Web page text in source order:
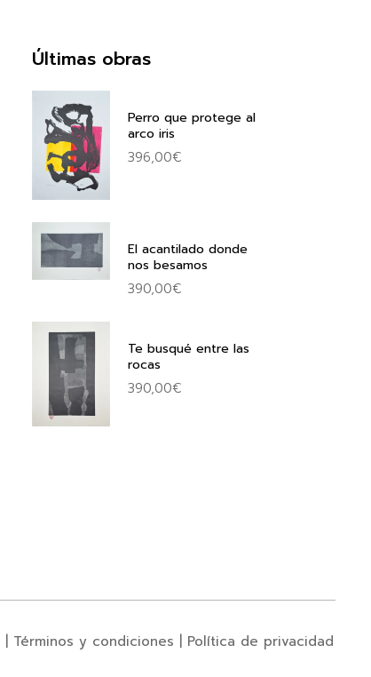
Últimas obras
Perro que protege al
arco iris
396,00€
El acantilado donde
nos besamos
390,00€
Te busqué entre las
rocas
390,00€
Términos y condiciones Política de privacidad